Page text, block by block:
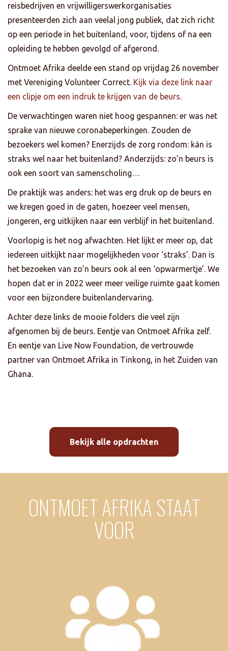
reisbedrijven en vrijwilligerswerkorganisaties
presenteerden zich aan veelal jong publiek, dat zich richt
op een periode in het buitenland, voor, tijdens of na een
opleiding te hebben gevolgd of afgerond.
Ontmoet Afrika deelde een stand op vrijdag 26 november
met Vereniging Volunteer Correct. Kijk via deze link naar
een clipje om een indruk te krijgen van de beurs.
De verwachtingen waren niet hoog gespannen: er was net
sprake van nieuwe coronabeperkingen. Zouden de
bezoekers wel komen? Enerzijds de zorg rondom: kán is
straks wel naar het buitenland? Anderzijds: zo’n beurs is
ook een soort van samenscholing…
De praktijk was anders: het was erg druk op de beurs en
we kregen goed in de gaten, hoezeer veel mensen,
jongeren, erg uitkijken naar een verblijf in het buitenland.
Voorlopig is het nog afwachten. Het lijkt er meer op, dat
iedereen uitkijkt naar mogelijkheden voor ‘straks’. Dan is
het bezoeken van zo’n beurs ook al een ‘opwarmertje’. We
hopen dat er in 2022 weer meer veilige ruimte gaat komen
voor een bijzondere buitenlandervaring.
Achter deze links de mooie folders die veel zijn
afgenomen bij de beurs. Eentje van Ontmoet Afrika zelf.
En eentje van Live Now Foundation, de vertrouwde
partner van Ontmoet Afrika in Tinkong, in het Zuiden van
Ghana.
Bekijk alle opdrachten
ONTMOET AFRIKA STAAT
VOOR